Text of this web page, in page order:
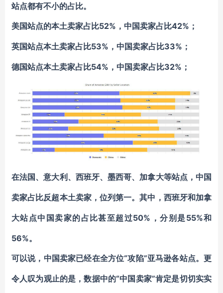
站点都有不小的占比。
美国站点的本土卖家占比52%，中国卖家占比42%；
英国站点本土卖家占比53%，中国卖家占比33%；
德国站点本土卖家占比54%，中国卖家占比32%；
在法国、意大利、西班牙、墨西哥、加拿大等站点，中国
卖家占比反超本土卖家，位列第一。其中，西班牙和加拿
大站点中国卖家的占比甚至超过50%，分别是55%和
56%。
可以说，中国卖家已经在全方位“攻陷”亚马逊各站点。更
令人叹为观止的是，数据中的“中国卖家”肯定是切切实实